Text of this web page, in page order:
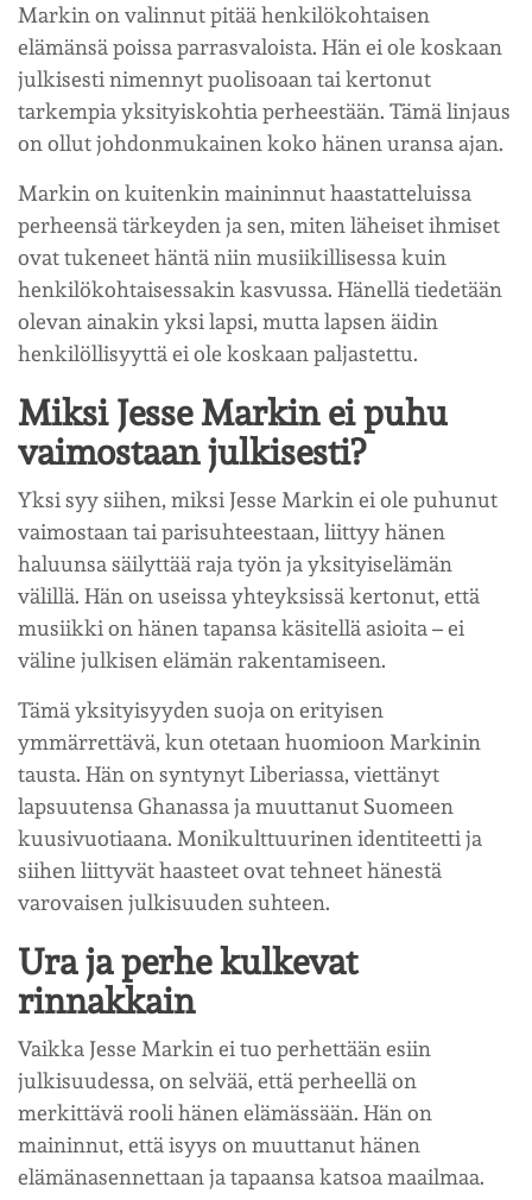
Markin on valinnut pitää henkilökohtaisen
elämänsä poissa parrasvaloista. Hän ei ole koskaan
julkisesti nimennyt puolisoaan tai kertonut
tarkempia yksityiskohtia perheestään. Tämä linjaus
on ollut johdonmukainen koko hänen uransa ajan.
Markin on kuitenkin maininnut haastatteluissa
perheensä tärkeyden ja sen, miten läheiset ihmiset
ovat tukeneet häntä niin musiikillisessa kuin
henkilökohtaisessakin kasvussa. Hänellä tiedetään
olevan ainakin yksi lapsi, mutta lapsen äidin
henkilöllisyyttä ei ole koskaan paljastettu.
Miksi Jesse Markin ei puhu
vaimostaan julkisesti?
Yksi syy siihen, miksi Jesse Markin ei ole puhunut
vaimostaan tai parisuhteestaan, liittyy hänen
haluunsa säilyttää raja työn ja yksityiselämän
välillä. Hän on useissa yhteyksissä kertonut, että
musiikki on hänen tapansa käsitellä asioita – ei
väline julkisen elämän rakentamiseen.
Tämä yksityisyyden suoja on erityisen
ymmärrettävä, kun otetaan huomioon Markinin
tausta. Hän on syntynyt Liberiassa, viettänyt
lapsuutensa Ghanassa ja muuttanut Suomeen
kuusivuotiaana. Monikulttuurinen identiteetti ja
siihen liittyvät haasteet ovat tehneet hänestä
varovaisen julkisuuden suhteen.
Ura ja perhe kulkevat
rinnakkain
Vaikka Jesse Markin ei tuo perhettään esiin
julkisuudessa, on selvää, että perheellä on
merkittävä rooli hänen elämässään. Hän on
maininnut, että isyys on muuttanut hänen
elämänasennettaan ja tapaansa katsoa maailmaa.